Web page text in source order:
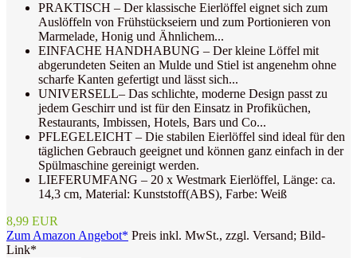
PRAKTISCH – Der klassische Eierlöffel eignet sich zum
Auslöffeln von Frühstückseiern und zum Portionieren von
Marmelade, Honig und Ähnlichem...
EINFACHE HANDHABUNG – Der kleine Löffel mit
abgerundeten Seiten an Mulde und Stiel ist angenehm ohne
scharfe Kanten gefertigt und lässt sich...
UNIVERSELL– Das schlichte, moderne Design passt zu
jedem Geschirr und ist für den Einsatz in Profiküchen,
Restaurants, Imbissen, Hotels, Bars und Co...
PFLEGELEICHT – Die stabilen Eierlöffel sind ideal für den
täglichen Gebrauch geeignet und können ganz einfach in der
Spülmaschine gereinigt werden.
LIEFERUMFANG – 20 x Westmark Eierlöffel, Länge: ca.
14,3 cm, Material: Kunststoff(ABS), Farbe: Weiß
8,99 EUR
Zum Amazon Angebot* Preis inkl. MwSt., zzgl. Versand; Bild-
Link*